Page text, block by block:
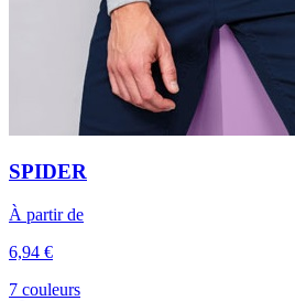
SPIDER
À partir de
6,94 €
7 couleurs